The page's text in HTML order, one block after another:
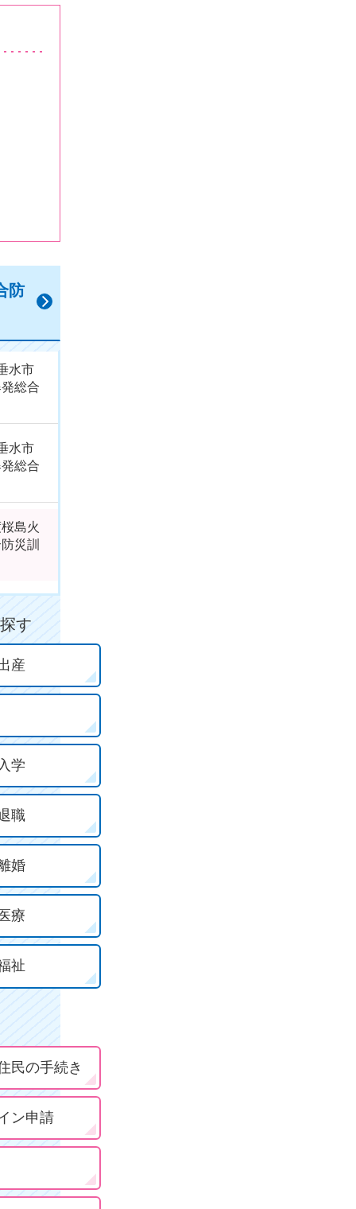
防
水市
総合
水市
総合
島火
災訓
す
産
学
職
婚
療
祉
民の手続き
ン申請